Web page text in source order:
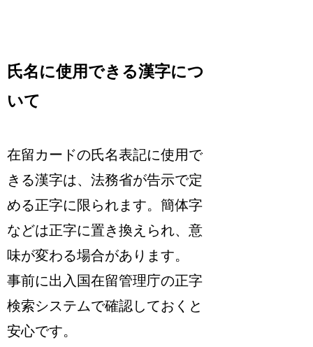
氏名に使用できる漢字につ
いて
在留カードの氏名表記に使用で
きる漢字は、法務省が告示で定
める正字に限られます。簡体字
などは正字に置き換えられ、意
味が変わる場合があります。
事前に出入国在留管理庁の正字
検索システムで確認しておくと
安心です。